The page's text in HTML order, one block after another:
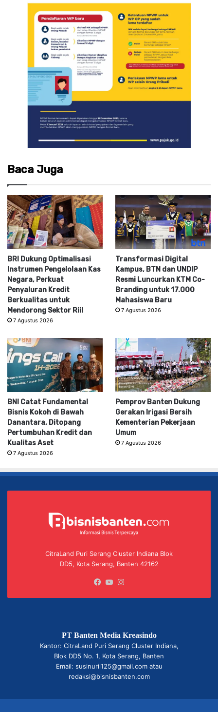
Baca Juga
BRI Dukung Optimalisasi
Instrumen Pengelolaan Kas
Negara, Perkuat
Penyaluran Kredit
Berkualitas untuk
Mendorong Sektor Riil
7 Agustus 2026
Transformasi Digital
Kampus, BTN dan UNDIP
Resmi Luncurkan KTM Co-
Branding untuk 17.000
Mahasiswa Baru
7 Agustus 2026
BNI Catat Fundamental
Bisnis Kokoh di Bawah
Danantara, Ditopang
Pertumbuhan Kredit dan
Kualitas Aset
7 Agustus 2026
Pemprov Banten Dukung
Gerakan Irigasi Bersih
Kementerian Pekerjaan
Umum
7 Agustus 2026
CitraLand Puri Serang Cluster Indiana Blok
DD5, Kota Serang, Banten 42162
Facebook
YouTube
PT Banten Media Kreasindo
Kantor: CitraLand Puri Serang Cluster Indiana,
Blok DD5 No. 1, Kota Serang, Banten
Email: susinuril125@gmail.com atau
redaksi@bisnisbanten.com